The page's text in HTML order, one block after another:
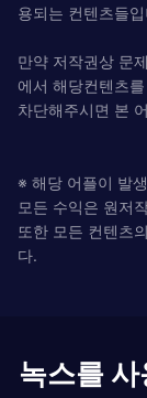
용되는 컨텐츠들
만약 저작권상 문
에서 해당컨텐츠를
차단해주시면 본
※ 해당 어플이 발
모든 수익은 원저
또한 모든 컨텐츠
다.
녹스를